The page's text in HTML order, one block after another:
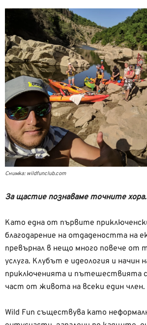
Снимка: wildfunclub.com
За щастие познаваме точните хора.
Като една от първите
благодарение на отдадеността на
превърнал в нещо много повече от
услуга. Клубът е идеология и начин
приключенията и пътешествията
част от живота на всеки един член.
Wild Fun съществува като